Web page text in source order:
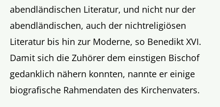
abendländischen Literatur, und nicht nur der
abendländischen, auch der nichtreligiösen
Literatur bis hin zur Moderne, so Benedikt XVI.
Damit sich die Zuhörer dem einstigen Bischof
gedanklich nähern konnten, nannte er einige
biografische Rahmendaten des Kirchenvaters.